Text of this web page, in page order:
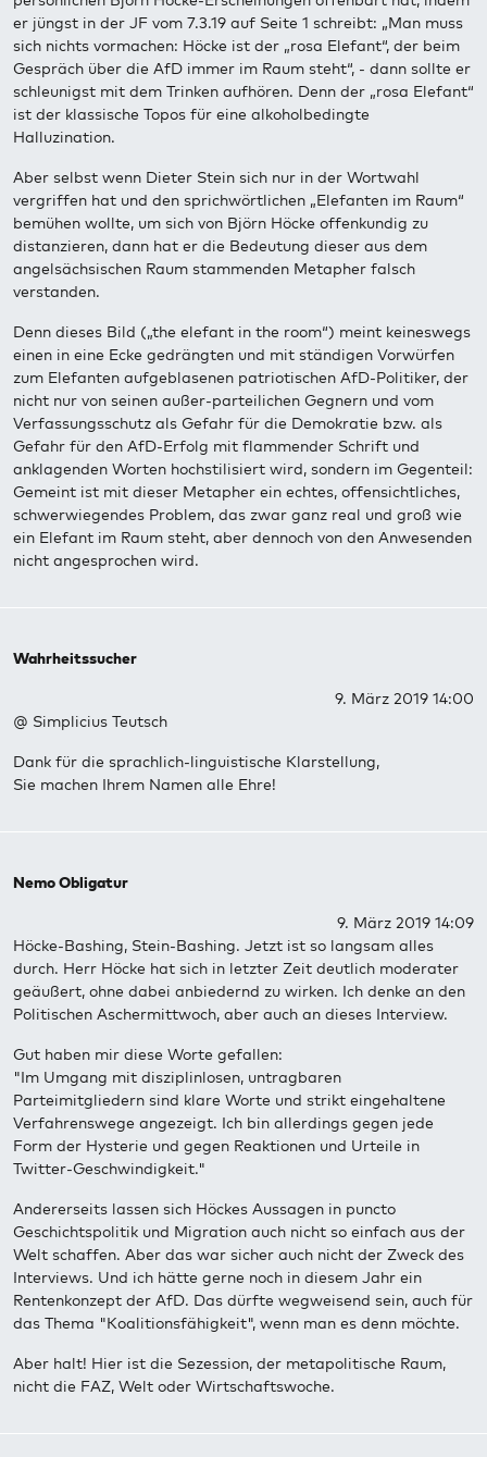
er jüngst in der JF vom 7.3.19 auf Seite 1 schreibt: „Man muss
sich nichts vormachen: Höcke ist der „rosa Elefant“, der beim
Gespräch über die AfD immer im Raum steht“, - dann sollte er
schleunigst mit dem Trinken aufhören. Denn der „rosa Elefant“
ist der klassische Topos für eine alkoholbedingte
Halluzination.
Aber selbst wenn Dieter Stein sich nur in der Wortwahl
vergriffen hat und den sprichwörtlichen „Elefanten im Raum“
bemühen wollte, um sich von Björn Höcke offenkundig zu
distanzieren, dann hat er die Bedeutung dieser aus dem
angelsächsischen Raum stammenden Metapher falsch
verstanden.
Denn dieses Bild („the elefant in the room“) meint keineswegs
einen in eine Ecke gedrängten und mit ständigen Vorwürfen
zum Elefanten aufgeblasenen patriotischen AfD-Politiker, der
nicht nur von seinen außer-parteilichen Gegnern und vom
Verfassungsschutz als Gefahr für die Demokratie bzw. als
Gefahr für den AfD-Erfolg mit flammender Schrift und
anklagenden Worten hochstilisiert wird, sondern im Gegenteil:
Gemeint ist mit dieser Metapher ein echtes, offensichtliches,
schwerwiegendes Problem, das zwar ganz real und groß wie
ein Elefant im Raum steht, aber dennoch von den Anwesenden
nicht angesprochen wird.
Wahrheitssucher
9. März 2019 14:00
@ Simplicius Teutsch
Dank für die sprachlich-linguistische Klarstellung,
Sie machen Ihrem Namen alle Ehre!
Nemo Obligatur
9. März 2019 14:09
Höcke-Bashing, Stein-Bashing. Jetzt ist so langsam alles
durch. Herr Höcke hat sich in letzter Zeit deutlich moderater
geäußert, ohne dabei anbiedernd zu wirken. Ich denke an den
Politischen Aschermittwoch, aber auch an dieses Interview.
Gut haben mir diese Worte gefallen:
"Im Umgang mit disziplinlosen, untragbaren
Parteimitgliedern sind klare Worte und strikt eingehaltene
Verfahrenswege angezeigt. Ich bin allerdings gegen jede
Form der Hysterie und gegen Reaktionen und Urteile in
Twitter-Geschwindigkeit."
Andererseits lassen sich Höckes Aussagen in puncto
Geschichtspolitik und Migration auch nicht so einfach aus der
Welt schaffen. Aber das war sicher auch nicht der Zweck des
Interviews. Und ich hätte gerne noch in diesem Jahr ein
Rentenkonzept der AfD. Das dürfte wegweisend sein, auch für
das Thema "Koalitionsfähigkeit", wenn man es denn möchte.
Aber halt! Hier ist die Sezession, der metapolitische Raum,
nicht die FAZ, Welt oder Wirtschaftswoche.